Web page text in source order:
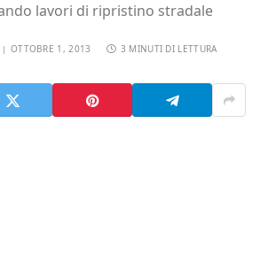
lavori di ripristino stradale
OTTOBRE 1, 2013 3 MINUTI DI LETTURA